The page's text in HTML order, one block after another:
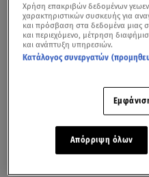
Χρήση επακριβών δεδομένων
χαρακτηριστικών συσκευής για
και πρόσβαση στα δεδομένα μιας
και περιεχόμενο, μέτρηση
και ανάπτυξη υπηρεσιών.
Κατάλογος συνεργατών
Απόρριψη όλων